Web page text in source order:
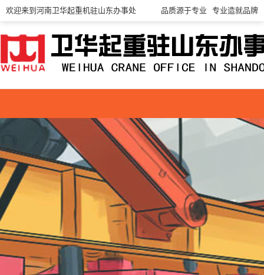
欢迎来到河南卫华起重机驻山东办事处 品质源于专业 专业造就品牌